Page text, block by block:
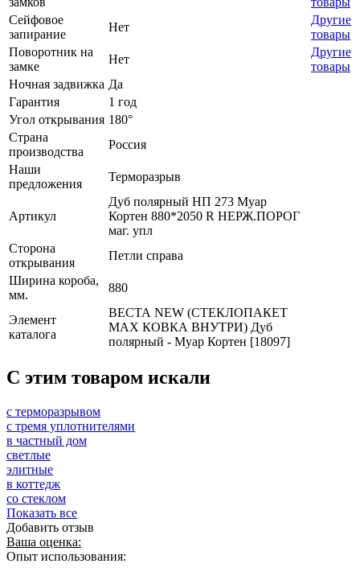
Сейфовое
запирание
Нет
Другие
товары
Поворотник на
замке
Нет
Другие
товары
Ночная задвижка Да
Гарантия
1 год
Угол открывания 180°
Страна
производства
Россия
Наши
предложения
Терморазрыв
Артикул
Дуб полярный НП 273 Муар
Кортен 880*2050 R НЕРЖ.ПОРОГ
маг. упл
Сторона
открывания
Петли справа
Ширина короба,
мм.
880
Элемент
каталога
ВЕСТА NEW (СТЕКЛОПАКЕТ
MAX КОВКА ВНУТРИ) Дуб
полярный - Муар Кортен [18097]
C этим товаром искали
с терморазрывом
с тремя уплотнителями
в частный дом
светлые
элитные
в коттедж
со стеклом
Показать все
Добавить отзыв
Ваша оценка:
Опыт использования: